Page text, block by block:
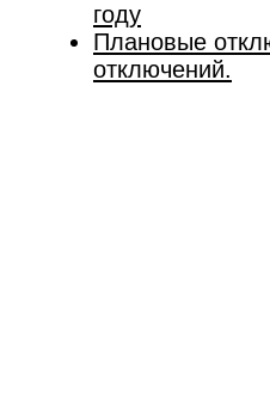
году
Плановые
отключений.